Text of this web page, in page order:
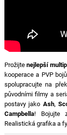
Prožijtenejlepší
kooperace a PVP
spolupracujte na
původními filmy a
postavy jako Ash,
Campbella! Bojujte
Realistická grafika a